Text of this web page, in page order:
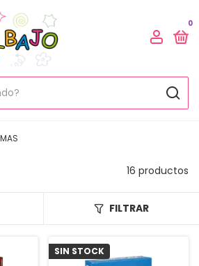
0
16 productos
FILTRAR
SIN STOCK